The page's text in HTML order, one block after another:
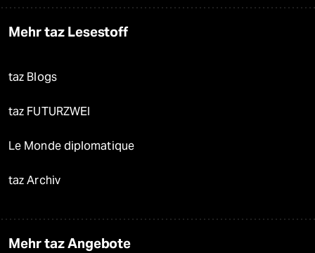
Mehr taz Lesestoff
taz Blogs
taz FUTURZWEI
Le Monde diplomatique
taz Archiv
Mehr taz Angebote